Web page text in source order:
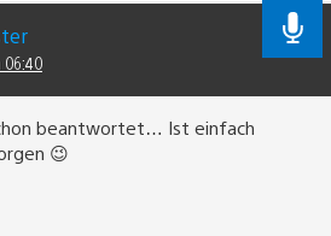
06:40
beantwortet… Ist einfach
😉